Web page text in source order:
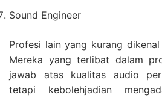
Sound Engineer
Profesi lain yang kurang
Mereka yang terlibat dalam
jawab atas kualitas audio
tetapi kebolehjadian